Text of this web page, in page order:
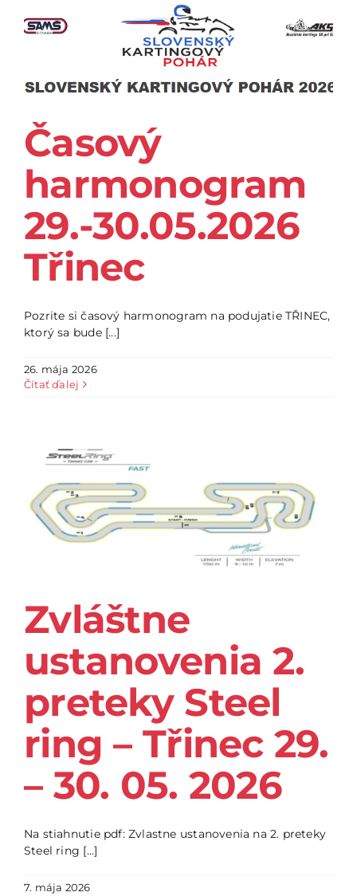
Časový
harmonogram
29.-30.05.2026
Třinec
Pozrite si časový harmonogram na podujatie TŘINEC,
ktorý sa bude [...]
26. mája 2026
Čítať ďalej
Zvláštne
ustanovenia 2.
preteky Steel
ring – Třinec 29.
– 30. 05. 2026
Na stiahnutie pdf: Zvlastne ustanovenia na 2. preteky
Steel ring [...]
7. mája 2026